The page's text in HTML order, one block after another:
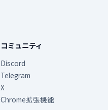
コミュニティ
Discord
Telegram
X
Chrome拡張機能